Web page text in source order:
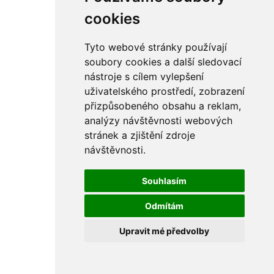
cookies
Tyto webové stránky používají
soubory cookies a další sledovací
nástroje s cílem vylepšení
uživatelského prostředí, zobrazení
přizpůsobeného obsahu a reklam,
analýzy návštěvnosti webových
stránek a zjištění zdroje
návštěvnosti.
Souhlasím
Odmítám
Upravit mé předvolby
řetězy
ostatní části
sekundární
sání
sedla
spojovací materiál
matice
podložky
pojistné kroužky
šrouby
výbava
výfuky a kolena
bowdeny a lanka
filtry
gufera